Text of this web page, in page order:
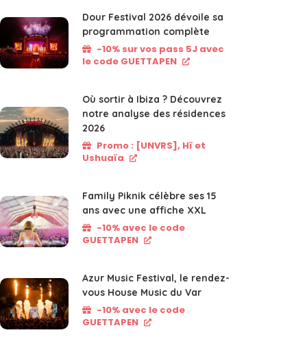
Dour Festival 2026 dévoile sa
programmation complète
-10% sur vos pass 5J avec
le code GUETTAPEN
Où sortir à Ibiza ? Découvrez
notre analyse des résidences
2026
Promo : [UNVRS], Hï et
Ushuaïa
Family Piknik célèbre ses 15
ans avec une affiche XXL
-10% avec le code
GUETTAPEN
Azur Music Festival, le rendez-
vous House Music du Var
-10% avec le code
GUETTAPEN